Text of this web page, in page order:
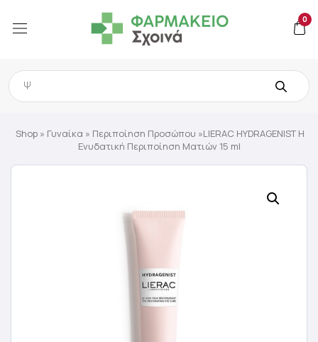
0
Products
search
Shop » Γυναίκα » Περιποίηση Προσώπου »LIERAC HYDRAGENIST Η
Ενυδατική Περιποίηση Ματιών 15 ml